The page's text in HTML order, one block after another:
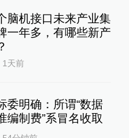
脑机接口未来产业集
一年多，有哪些新产
1天前
委明确：所谓“数据
编制费”系冒名收取